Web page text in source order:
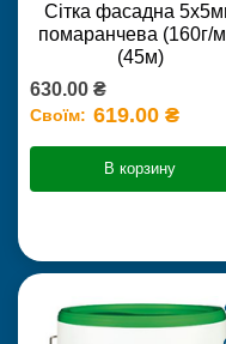
Сітка фасадна
помаранчева (160г/
(45м)
630.00 ₴
Своїм: 619.00 ₴
В корзину